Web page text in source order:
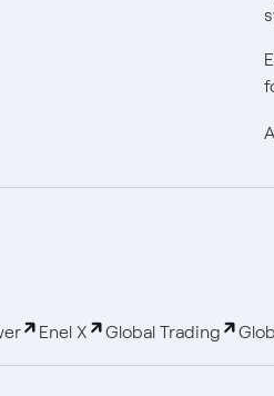
Enel X Global Trading